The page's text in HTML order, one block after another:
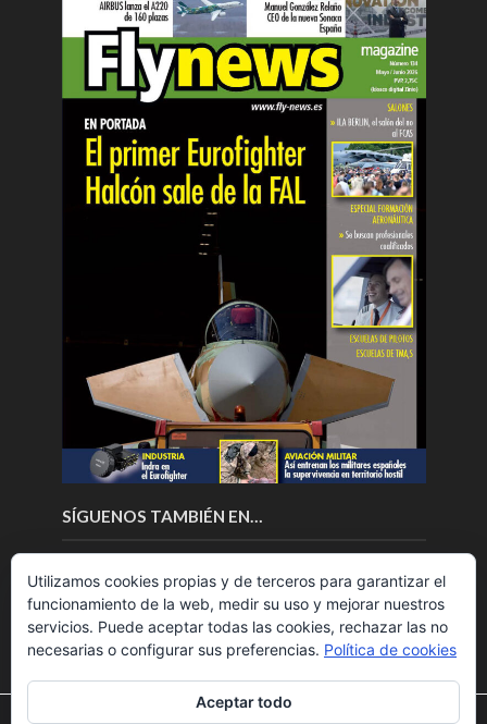
SÍGUENOS TAMBIÉN EN…
Utilizamos cookies propias y de terceros para garantizar el
funcionamiento de la web, medir su uso y mejorar nuestros
servicios. Puede aceptar todas las cookies, rechazar las no
necesarias o configurar sus preferencias. Política de cookies
Aceptar todo